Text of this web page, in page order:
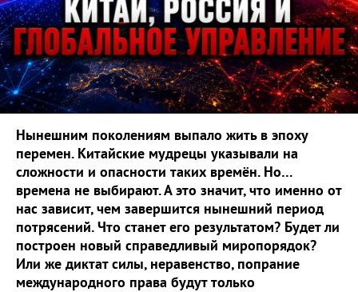
Нынешним поколениям выпало жить в эпоху
перемен. Китайские мудрецы указывали на
сложности и опасности таких времён. Но…
времена не выбирают. А это значит, что именно от
нас зависит, чем завершится нынешний период
потрясений. Что станет его результатом? Будет ли
построен новый справедливый миропорядок?
Или же диктат силы, неравенство, попрание
международного права будут только